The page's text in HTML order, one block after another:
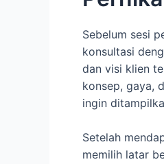
Sebelum sesi
konsultasi
dan visi klien
konsep, gaya,
ingin
Setelah
memilih latar